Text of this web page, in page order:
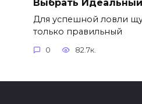
Выбрать
Для успешной ловли
только правильный
0 82.7к.